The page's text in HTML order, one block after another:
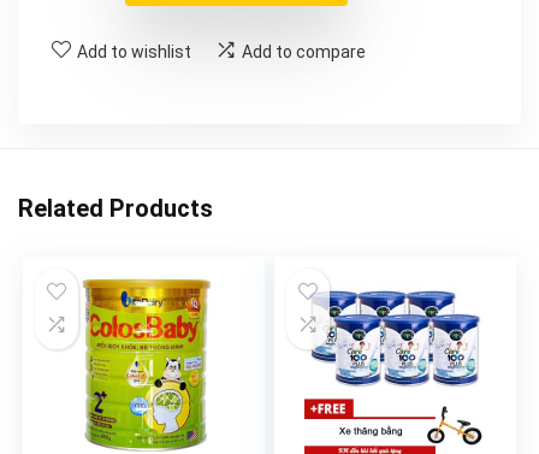
Add to wishlist Add to compare
Related Products